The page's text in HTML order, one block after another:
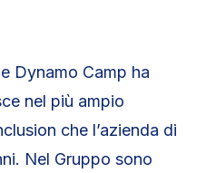
Dynamo Camp ha
nel più ampio
che l’azienda di
Nel Gruppo sono